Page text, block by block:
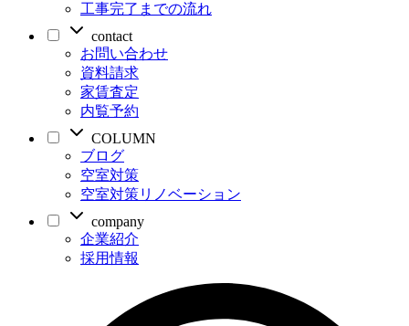
工事完了までの流れ
contact
お問い合わせ
資料請求
家賃査定
内覧予約
COLUMN
ブログ
空室対策
空室対策リノベーション
company
企業紹介
採用情報